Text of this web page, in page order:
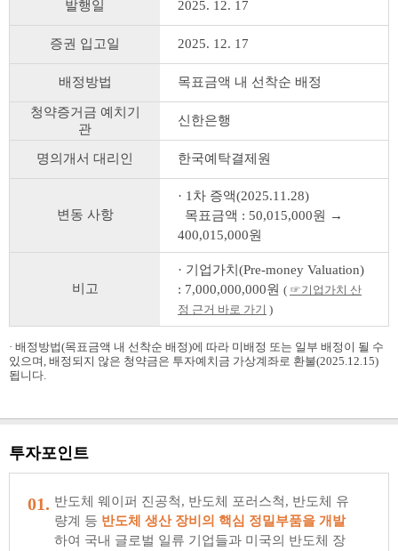
발행일 2025. 12. 17
증권 입고일 2025. 12. 17
배정방법 목표금액 내 선착순 배정
청약증거금 예치기
관
신한은행
명의개서 대리인 한국예탁결제원
변동 사항
· 1차 증액(2025.11.28)
목표금액 : 50,015,000원 →
400,015,000원
비고
· 기업가치(Pre-money Valuation)
: 7,000,000,000원 ( ☞기업가치 산
정 근거 바로 가기 )
· 배정방법(목표금액 내 선착순 배정)에 따라 미배정 또는 일부 배정이 될 수
있으며, 배정되지 않은 청약금은 투자예치금 가상계좌로 환불(2025.12.15)
됩니다.
투자포인트
01. 반도체 웨이퍼 진공척, 반도체 포러스척, 반도체 유
량계 등 반도체 생산 장비의 핵심 정밀부품을 개발
하여 국내 글로벌 일류 기업들과 미국의 반도체 장